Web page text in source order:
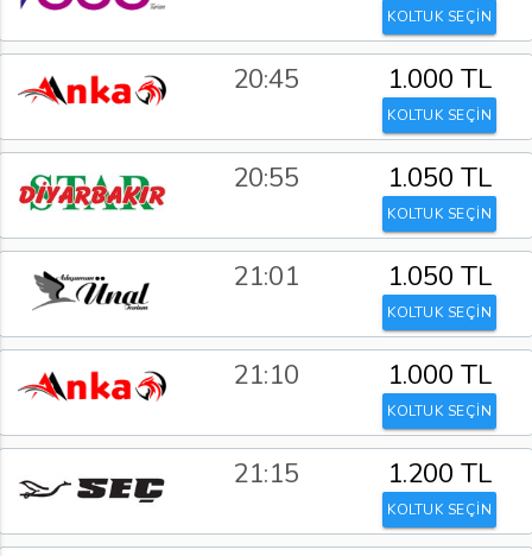
KOLTUK SEÇİN
20:45 1.000 TL
KOLTUK SEÇİN
20:55 1.050 TL
KOLTUK SEÇİN
21:01 1.050 TL
KOLTUK SEÇİN
21:10 1.000 TL
KOLTUK SEÇİN
21:15 1.200 TL
KOLTUK SEÇİN